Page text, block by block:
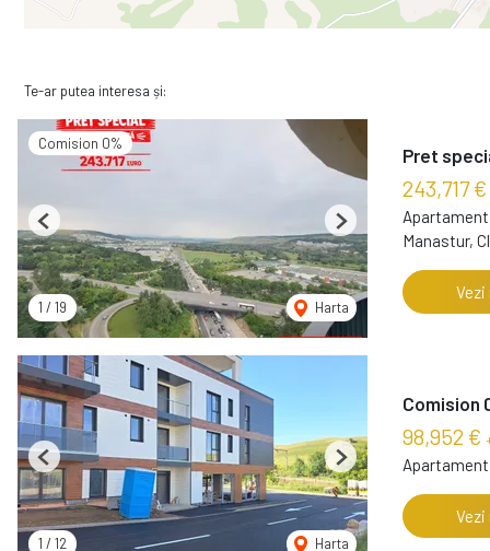
Te-ar putea interesa și:
Comision 0%
1 / 19 Harta
Previous Next
Pret
243,717 €
Apartament
Manastur,
1 / 12 Harta
Previous Next
Comision
98,952 €
Apartament